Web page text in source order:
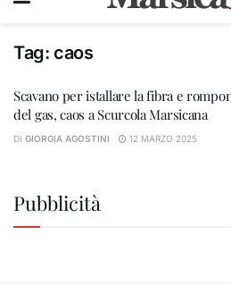
Tag: caos
Scavano per istallare la fibra e
del gas, caos a Scurcola Marsicana
DI GIORGIA AGOSTINI 12 MARZO 2025
Pubblicità